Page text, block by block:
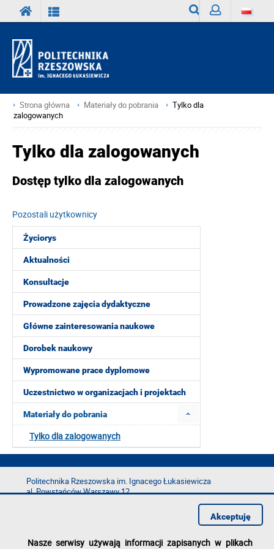
Strona główna Materiały do pobrania
Tylko dla
zalogowanych
Życiorys
Aktualności
Konsultacje
Prowadzone zajęcia dydaktyczne
Główne zainteresowania naukowe
Dorobek naukowy
Wypromowane prace dyplomowe
Uczestnictwo w organizacjach i projektach
Materiały do pobrania
Tylko dla zalogowanych
Tylko dla zalogowanych
Dostęp tylko dla zalogowanych
Pozostali użytkownicy
Politechnika Rzeszowska im. Ignacego Łukasiewicza
al. Powstańców Warszawy 12
e-mail:kancelaria@prz.edu.pl
Nasze serwisy używają informacji zapisanych w plikach
Akceptuję